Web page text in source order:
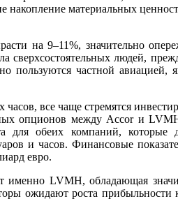
накопление материальных
на 9–11%, значительно
сверхсостоятельных людей,
пользуются частной авиацией,
все чаще стремятся
опционов между Accor и
для обеих компаний, которые
и часов. Финансовые
евро.
именно LVMH, обладающая
ожидают роста